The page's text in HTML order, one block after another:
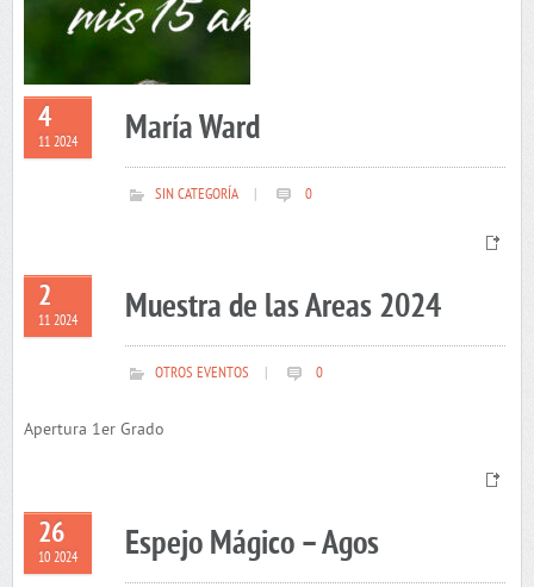
4
11 2024 María Ward
SIN CATEGORÍA 0
2
11 2024 Muestra de las Areas 2024
OTROS EVENTOS 0
Apertura 1er Grado
26
10 2024 Espejo Mágico – Agos